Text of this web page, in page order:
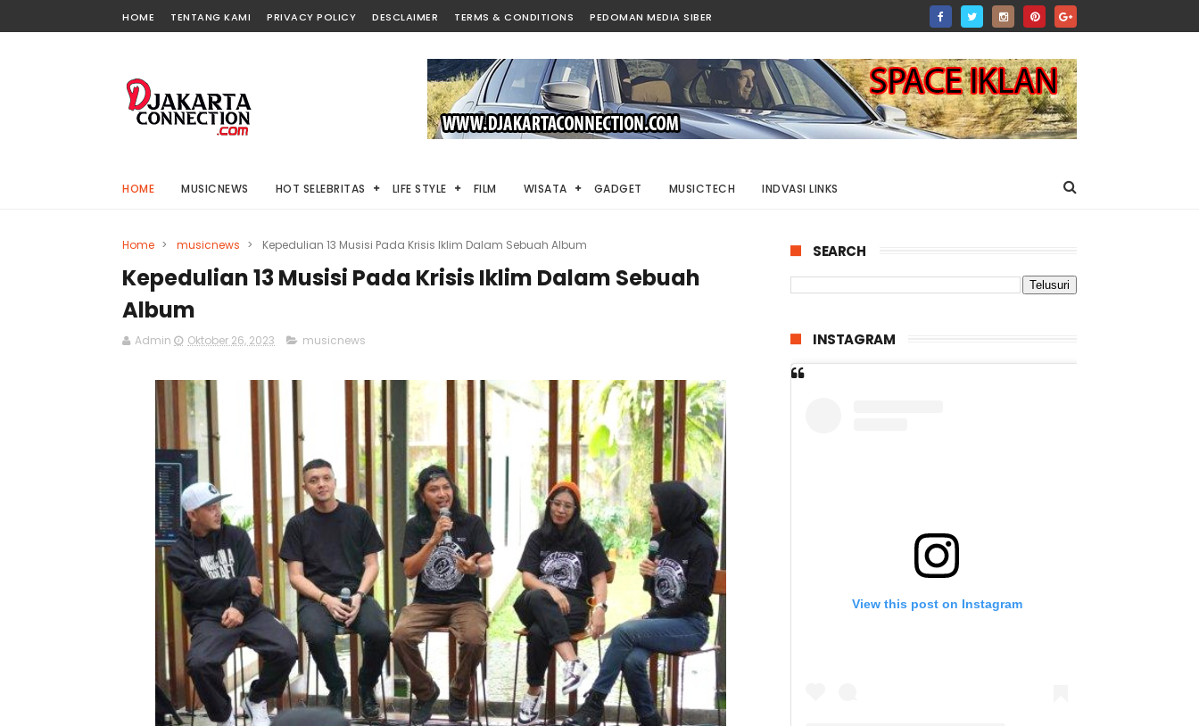
HOME TENTANG KAMI PRIVACY POLICY DESCLAIMER TERMS & CONDITIONS PEDOMAN MEDIA SIBER
HOME MUSICNEWS HOT SELEBRITAS LIFE STYLE FILM WISATA GADGET MUSICTECH INDVASI LINKS
Home > musicnews > Kepedulian 13 Musisi Pada Krisis Iklim Dalam Sebuah Album
Kepedulian 13 Musisi Pada Krisis Iklim Dalam Sebuah
Album
Admin Oktober 26, 2023 musicnews
SEARCH
INSTAGRAM
View this post on Instagram